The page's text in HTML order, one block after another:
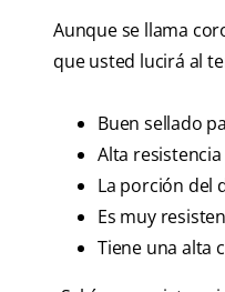
Aunque se llama
que usted lucirá al
Buen sellado
Alta
La porción del
Es muy
Tiene una alta